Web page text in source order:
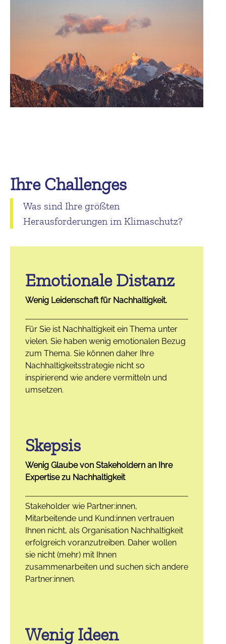
Ihre Challenges
Was sind Ihre größten
Herausforderungen im Klimaschutz?
Emotionale Distanz
Wenig Leidenschaft für Nachhaltigkeit.
Für Sie ist Nachhaltigkeit ein Thema unter
vielen. Sie haben wenig emotionalen Bezug
zum Thema. Sie können daher Ihre
Nachhaltigkeitsstrategie nicht so
inspirierend wie andere vermitteln und
umsetzen.
Skepsis
Wenig Glaube von Stakeholdern an Ihre
Expertise zu Nachhaltigkeit
Stakeholder wie Partner:innen,
Mitarbeitende und Kund:innen vertrauen
Ihnen nicht, als Organisation Nachhaltigkeit
erfolgreich voranzutreiben. Daher wollen
sie nicht (mehr) mit Ihnen
zusammenarbeiten und suchen sich andere
Partner:innen.
Wenig Ideen